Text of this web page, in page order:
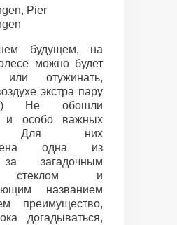
будущем, на
можно будет
или отужинать,
экстра пару
Не обошли
и особо важных
Для них
одна из
загадочным
стеклом и
названием
преимущество,
догадываться,